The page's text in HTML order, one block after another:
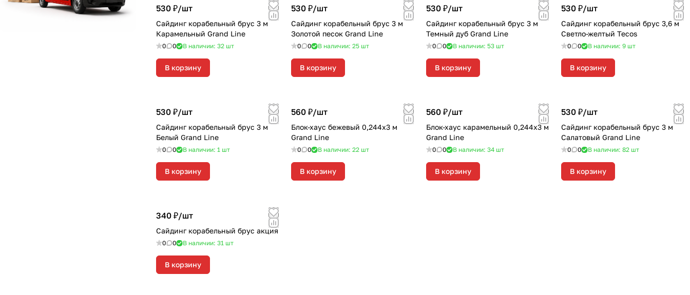
530 ₽/шт
Сайдинг корабельный брус 3 м
Карамельный Grand Line
0 0 В наличии: 32 шт
В корзину
530 ₽/шт
Сайдинг корабельный брус 3 м
Золотой песок Grand Line
0 0 В наличии: 25 шт
В корзину
530 ₽/шт
Сайдинг корабельный брус 3 м
Темный дуб Grand Line
0 0 В наличии: 53 шт
В корзину
530 ₽/шт
Сайдинг корабельный брус 3,6 м
Светло-желтый Tecos
0 0 В наличии: 9 шт
В корзину
530 ₽/шт
Сайдинг корабельный брус 3 м
Белый Grand Line
0 0 В наличии: 1 шт
В корзину
560 ₽/шт
Блок-хаус бежевый 0,244х3 м
Grand Line
0 0 В наличии: 22 шт
В корзину
560 ₽/шт
Блок-хаус карамельный 0,244х3 м
Grand Line
0 0 В наличии: 34 шт
В корзину
530 ₽/шт
Сайдинг корабельный брус 3 м
Салатовый Grand Line
0 0 В наличии: 82 шт
В корзину
340 ₽/шт
Сайдинг корабельный брус акция
0 0 В наличии: 31 шт
В корзину